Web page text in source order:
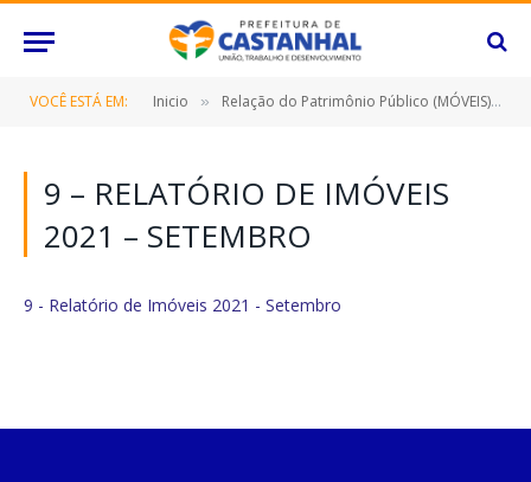
VOCÊ ESTÁ EM: Inicio » Relação do Patrimônio Público (MÓVEIS)
9 – RELATÓRIO DE IMÓVEIS
2021 – SETEMBRO
9 - Relatório de Imóveis 2021 - Setembro